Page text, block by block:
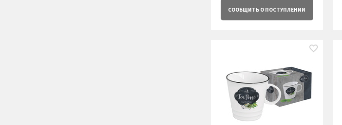
СООБЩИТЬ О ПОСТУПЛЕНИИ